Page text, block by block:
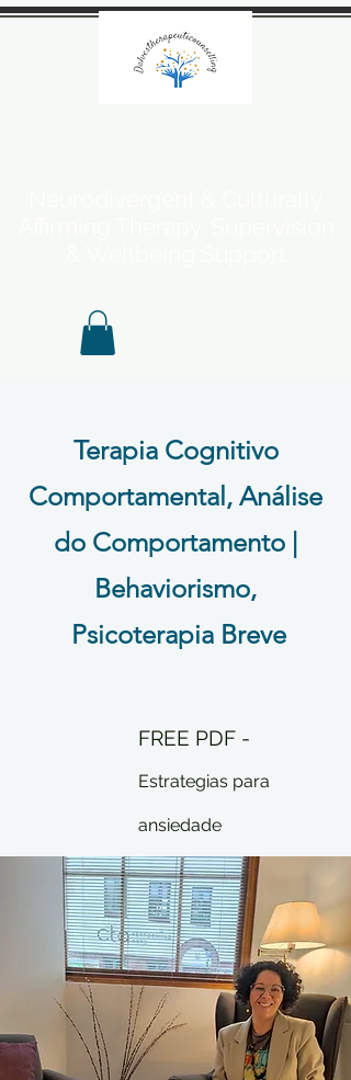
Terapia Cognitivo
Comportamental, Análise
do Comportamento |
Behaviorismo,
Psicoterapia Breve
FREE PDF -
Estrategias para
ansiedade